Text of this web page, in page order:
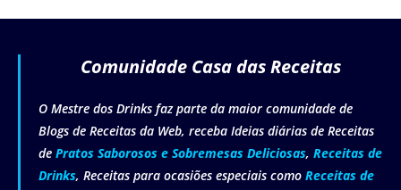
Comunidade Casa das Receitas
O Mestre dos Drinks faz parte da maior comunidade de
Blogs de Receitas da Web, receba Ideias diárias de Receitas
de Pratos Saborosos e Sobremesas Deliciosas, Receitas de
Drinks, Receitas para ocasiões especiais como Receitas de